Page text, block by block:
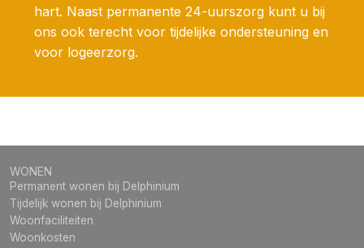
hart. Naast permanente 24-uurszorg kunt u bij
ons ook terecht voor tijdelijke ondersteuning en
voor logeerzorg.
WONEN
Permanent wonen bij Delphinium
Tijdelijk wonen bij Delphinium
Woonfaciliteiten
Woonkosten